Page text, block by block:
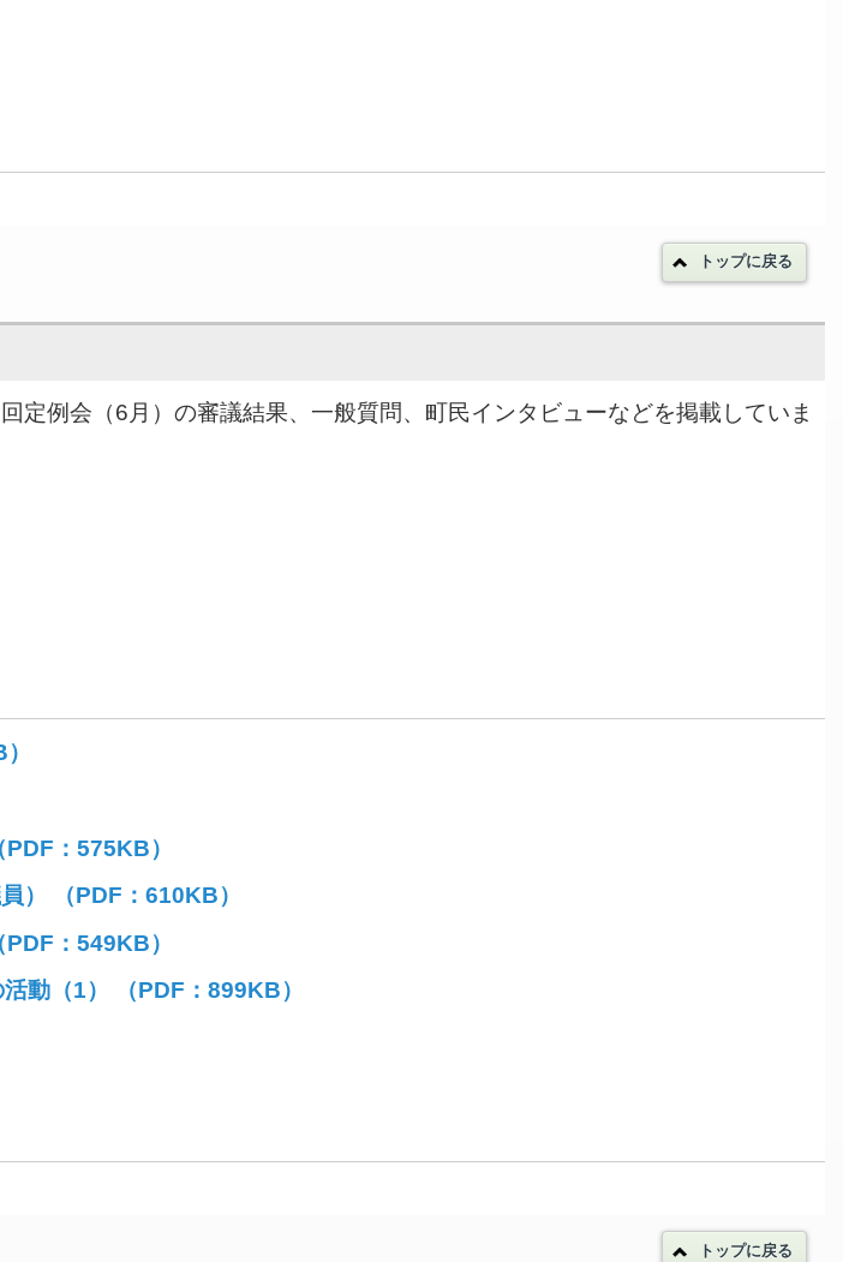
トップに戻る
定例会（6月）の審議結果、一般質問、町民インタビューなどを掲載していま
：575KB）
） （PDF：610KB）
：549KB）
動（1） （PDF：899KB）
トップに戻る